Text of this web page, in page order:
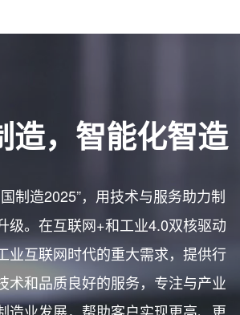
造，智能化智造
制造2025”，用技术与服务助力制
级。在互联网+和工业4.0双核驱动
业互联网时代的重大需求，提供行
术和品质良好的服务，专注与产业
造业发展，帮助客户实现更高、更